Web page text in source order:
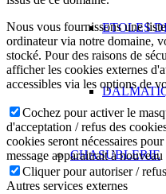
ETOLES
CHASUBLERIE
Nous vous fournissons une
ordinateur via notre domaine,
stocké. Pour des raisons de
afficher les cookies externes
accessibles via les options de
Cochez pour activer le
d'acceptation / refus des
cookies seront nécessaires
message apparaitrait à
Cliquer pour autoriser /
Autres services externes